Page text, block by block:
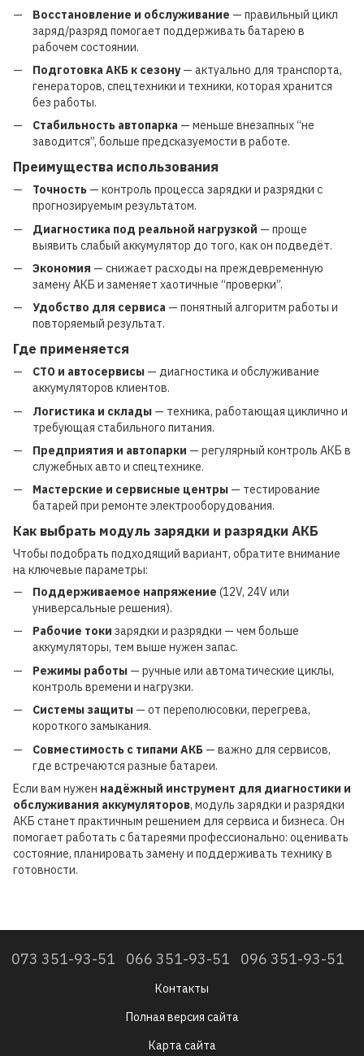
Восстановление и обслуживание — правильный цикл
заряд/разряд помогает поддерживать батарею в
рабочем состоянии.
Подготовка АКБ к сезону— актуально для транспорта,
генераторов, спецтехники и техники, которая хранится
без работы.
Стабильность автопарка — меньше внезапных “не
заводится”, больше предсказуемости в работе.
Преимущества использования
Точность — контроль процесса зарядки и разрядки с
прогнозируемым результатом.
Диагностика под реальной нагрузкой — проще
выявить слабый аккумулятор до того, как он подведёт.
Экономия — снижает расходы на преждевременную
замену АКБ и заменяет хаотичные “проверки”.
Удобство для сервиса — понятный алгоритм работы и
повторяемый результат.
Где применяется
СТО и автосервисы — диагностика и обслуживание
аккумуляторов клиентов.
Логистика и склады — техника, работающая циклично и
требующая стабильного питания.
Предприятия и автопарки — регулярный контроль АКБ в
служебных авто и спецтехнике.
Мастерские и сервисные центры — тестирование
батарей при ремонте электрооборудования.
Как выбрать модуль зарядки и разрядки АКБ
Чтобы подобрать подходящий вариант, обратите внимание
на ключевые параметры:
Поддерживаемое напряжение (12V, 24V или
универсальные решения).
Рабочие токи зарядки и разрядки — чем больше
аккумуляторы, тем выше нужен запас.
Режимы работы — ручные или автоматические циклы,
контроль времени и нагрузки.
Системы защиты — от переполюсовки, перегрева,
короткого замыкания.
Совместимость с типами АКБ — важно для сервисов,
где встречаются разные батареи.
Если вам нужен надёжный инструмент для диагностики и
обслуживания аккумуляторов, модуль зарядки и разрядки
АКБ станет практичным решением для сервиса и бизнеса. Он
помогает работать с батареями профессионально: оценивать
состояние, планировать замену и поддерживать технику в
готовности.
073 351-93-51 066 351-93-51 096 351-93-51
Контакты
Полная версия сайта
Карта сайта